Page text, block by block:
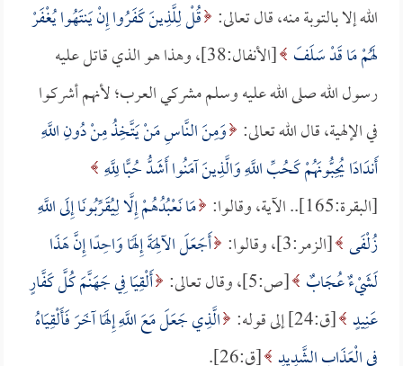
الله إلا بالتوبة منه، قال تعالى: قُلْ لِلَّذِينَ كَفَرُوا إِنْ يَنتَهُوا يُغْفَرْ
لَهُمْ مَا قَدْ سَلَفَ
[الأنفال:38]، وهذا هو الذي قاتل عليه
رسول الله صلى الله عليه وسلم مشركي العرب؛ لأنهم أشركوا
في الإلهية، قال الله تعالى: وَمِنَ النَّاسِ مَنْ يَتَّخِذُ مِنْ دُونِ اللَّهِ
أَندَادًا يُحِبُّونَهُمْ كَحُبِّ اللَّهِ وَالَّذِينَ آمَنُوا أَشَدُّ حُبًّا لِلَّهِ
[البقرة:165].. الآية، وقالوا:
مَا نَعْبُدُهُمْ إِلَّا لِيُقَرِّبُونَا إِلَى اللَّهِ
زُلْفَى [الزمر:3]، وقالوا:
أَجَعَلَ الآلِهَةَ إِلَهًا وَاحِدًا إِنَّ هَذَا
لَشَيْءٌ عُجَابٌ [ص:5]، وقال تعالى:
أَلْقِيَا فِي جَهَنَّمَ كُلَّ كَفَّارٍ
عَنِيدٍ [ق:24] إلى قوله:
الَّذِي جَعَلَ مَعَ اللَّهِ إِلَهًا آخَرَ فَأَلْقِيَاهُ